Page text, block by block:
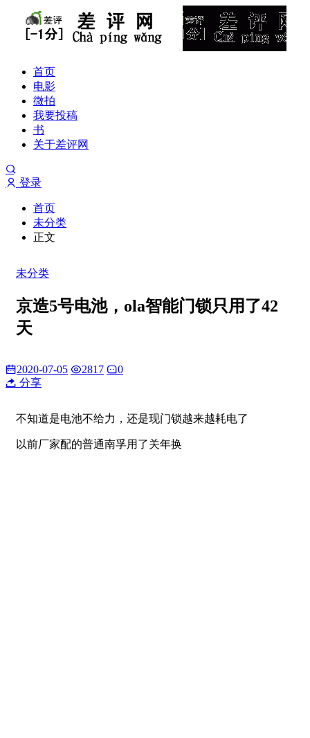
首页
电影
微拍
我要投稿
书
关于差评网
登录
首页
未分类
正文
未分类
京造5号电池，ola智能门锁只用了42
天
2020-07-05 2817
0
分享
不知道是电池不给力，还是现门锁越来越耗电了
以前厂家配的普通南孚用了关年换